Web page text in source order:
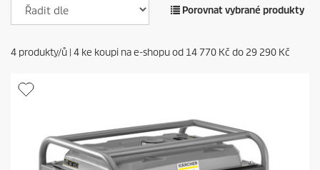
Porovnat vybrané produkty
4 produkty/ů | 4 ke koupi na e-shopu od 14 770 Kč do 29 290 Kč